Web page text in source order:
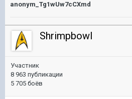
anonym_Tg1wUw7cCXmd
Shrimpbowl
Участник
8 963 публикации
5 705 боёв